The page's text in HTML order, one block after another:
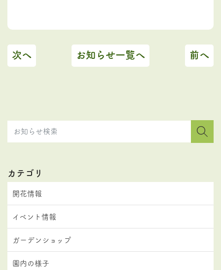
次へ お知らせ一覧へ 前へ
カテゴリ
開花情報
イベント情報
ガーデンショップ
園内の様子